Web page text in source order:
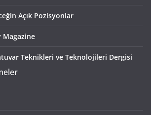
Açık Pozisyonlar
Teknikleri ve Teknolojileri Dergisi